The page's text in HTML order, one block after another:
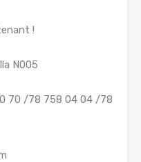
!
N005
70 /78 758 04 04 /78